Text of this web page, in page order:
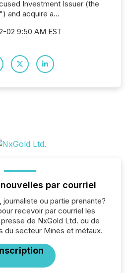
Investment Issuer (the
and acquire a...
02 9:50 AM EST
par courriel
ou partie prenante?
recevoir par courriel les
de NxGold Ltd. ou de
du secteur Mines et métaux.